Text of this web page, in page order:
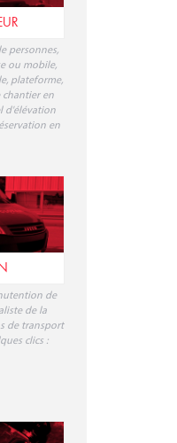
personnes,
ou mobile,
plateforme,
chantier en
d'élévation
en
de
de la
de transport
clics :